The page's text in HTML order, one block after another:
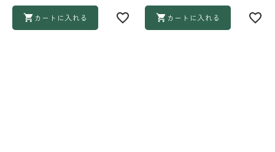
カートに入れる カートに入れる